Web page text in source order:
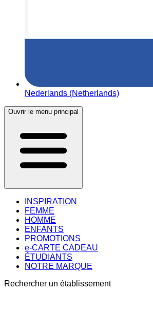
Nederlands (Netherlands)
Ouvrir le menu principal
INSPIRATION
FEMME
HOMME
ENFANTS
PROMOTIONS
e-CARTE CADEAU
ÉTUDIANTS
NOTRE MARQUE
Rechercher un établissement